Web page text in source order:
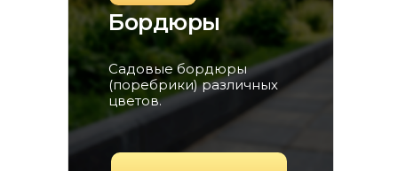
Бордюры
Садовые бордюры
(поребрики) различных
цветов.